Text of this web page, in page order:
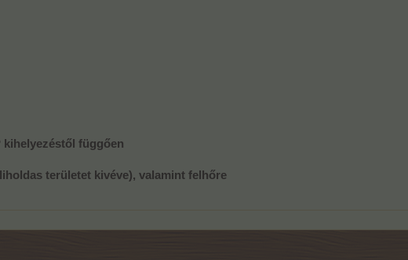
kihelyezéstől függően
területet kivéve), valamint felhőre